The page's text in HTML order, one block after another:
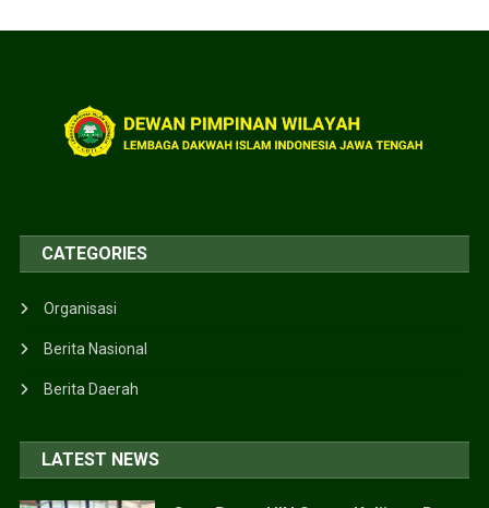
CATEGORIES
Organisasi
Berita Nasional
Berita Daerah
LATEST NEWS